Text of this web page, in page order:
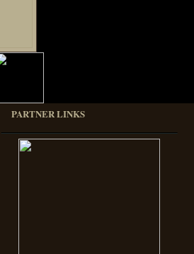
PARTNER LINKS